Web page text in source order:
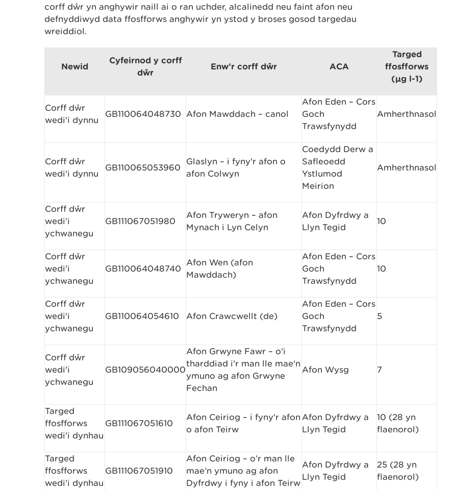
corff dŵr yn anghywir naill ai o ran uchder, alcalinedd neu faint afon neu
defnyddiwyd data ffosfforws anghywir yn ystod y broses gosod targedau
wreiddiol.
Newid
Cyfeirnod y corff
dŵr
Enw’r corff dŵr ACA
Targed
ffosfforws
(µg l-1)
Corff dŵr
wedi'i dynnu
GB110064048730 Afon Mawddach – canol
Afon Eden – Cors
Goch
Trawsfynydd
Amherthnasol
Corff dŵr
wedi'i dynnu
GB110065053960
Glaslyn – i fyny'r afon o
afon Colwyn
Coedydd Derw a
Safleoedd
Ystlumod
Meirion
Amherthnasol
Corff dŵr
wedi'i
ychwanegu
GB111067051980
Afon Tryweryn – afon
Mynach i Lyn Celyn
Afon Dyfrdwy a
Llyn Tegid
10
Corff dŵr
wedi'i
ychwanegu
GB110064048740
Afon Wen (afon
Mawddach)
Afon Eden – Cors
Goch
Trawsfynydd
10
Corff dŵr
wedi'i
ychwanegu
GB110064054610 Afon Crawcwellt (de)
Afon Eden – Cors
Goch
Trawsfynydd
5
Corff dŵr
wedi'i
ychwanegu
GB109056040000
Afon Grwyne Fawr – o'i
tharddiad i'r man lle mae'n
ymuno ag afon Grwyne
Fechan
Afon Wysg 7
Targed
ffosfforws
wedi'i dynhau
GB111067051610
Afon Ceiriog – i fyny'r afon
o afon Teirw
Afon Dyfrdwy a
Llyn Tegid
10 (28 yn
flaenorol)
Targed
ffosfforws
wedi'i dynhau
GB111067051910
Afon Ceiriog – o’r man lle
mae’n ymuno ag afon
Dyfrdwy i fyny i afon Teirw
Afon Dyfrdwy a
Llyn Tegid
25 (28 yn
flaenorol)